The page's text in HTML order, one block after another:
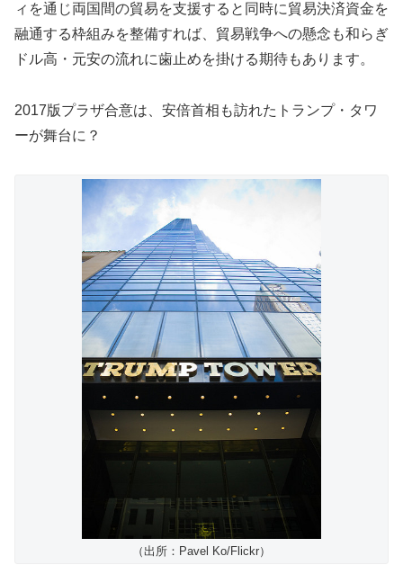
ィを通じ両国間の貿易を支援すると同時に貿易決済資金を
融通する枠組みを整備すれば、貿易戦争への懸念も和らぎ
ドル高・元安の流れに歯止めを掛ける期待もあります。
2017版プラザ合意は、安倍首相も訪れたトランプ・タワ
ーが舞台に？
（出所：Pavel Ko/Flickr）